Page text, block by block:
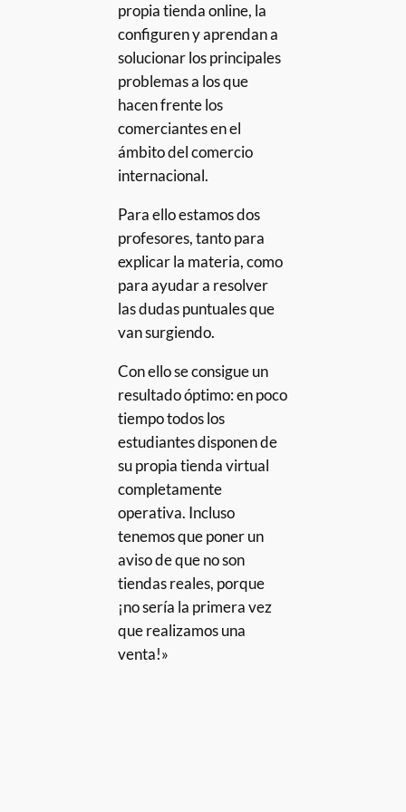
propia tienda online, la
configuren y aprendan a
solucionar los principales
problemas a los que
hacen frente los
comerciantes en el
ámbito del comercio
internacional.
Para ello estamos dos
profesores, tanto para
explicar la materia, como
para ayudar a resolver
las dudas puntuales que
van surgiendo.
Con ello se consigue un
resultado óptimo: en poco
tiempo todos los
estudiantes disponen de
su propia tienda virtual
completamente
operativa. Incluso
tenemos que poner un
aviso de que no son
tiendas reales, porque
¡no sería la primera vez
que realizamos una
venta!»